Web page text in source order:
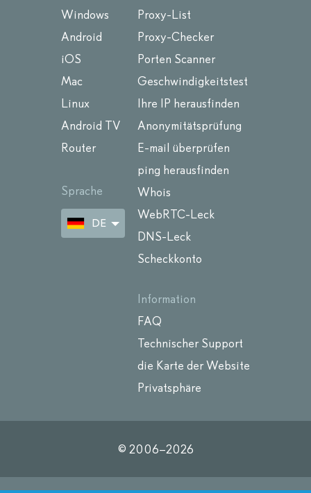
Windows
Android
iOS
Mac
Linux
Android TV
Router
Sprache
DE
Proxy-List
Proxy-Checker
Porten Scanner
Geschwindigkeitstest
Ihre IP herausfinden
Anonymitätsprüfung
E-mail überprüfen
ping herausfinden
Whois
WebRTC-Leck
DNS-Leck
Scheckkonto
Information
FAQ
Technischer Support
die Karte der Website
Privatsphäre
© 2006–2026